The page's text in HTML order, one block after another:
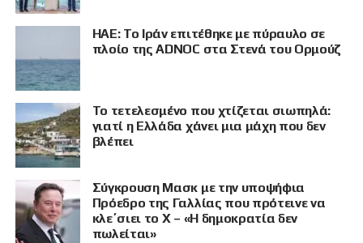
ΠΡΟΒΟΛΗ
ΗΑΕ: Το Ιράν επιτέθηκε με πύραυλο σε
πλοίο της ADNOC στα Στενά του Ορμούζ
Το τετελεσμένο που χτίζεται σιωπηλά:
γιατί η Ελλάδα χάνει μια μάχη που δεν
βλέπει
Σύγκρουση Μασκ με την υποψήφια
Πρόεδρο της Γαλλίας που πρότεινε να
κλε΄σιει το X – «Η δημοκρατία δεν
πωλείται»